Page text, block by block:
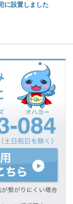
に設置しました